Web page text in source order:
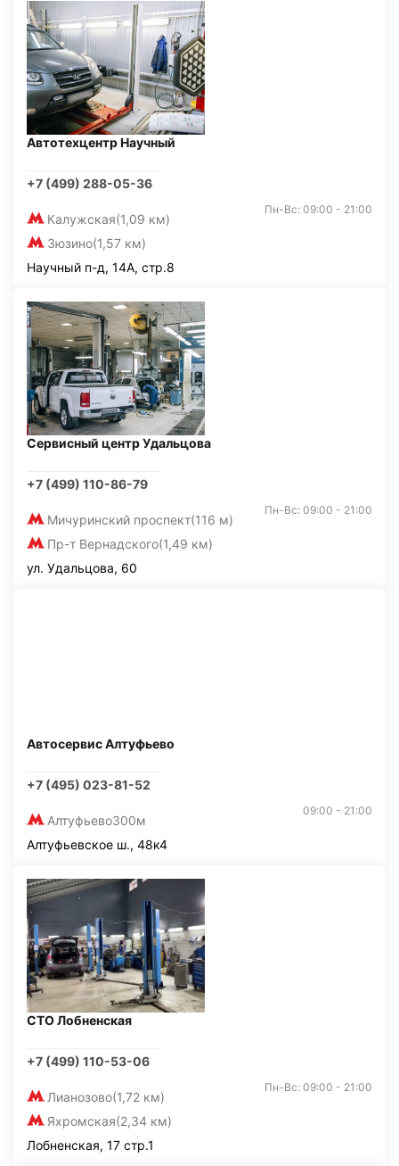
Автотехцентр Научный
+7 (499) 288-05-36
Калужская(1,09 км)
Зюзино(1,57 км)
Пн-Вс: 09:00 - 21:00
Научный п-д, 14А, стр.8
Сервисный центр Удальцова
+7 (499) 110-86-79
Мичуринский проспект(116 м)
Пр-т Вернадского(1,49 км)
Пн-Вс: 09:00 - 21:00
ул. Удальцова, 60
Автосервис Алтуфьево
+7 (495) 023-81-52
Алтуфьево300м
09:00 - 21:00
Алтуфьевское ш., 48к4
СТО Лобненская
+7 (499) 110-53-06
Лианозово(1,72 км)
Яхромская(2,34 км)
Пн-Вс: 09:00 - 21:00
Лобненская, 17 стр.1